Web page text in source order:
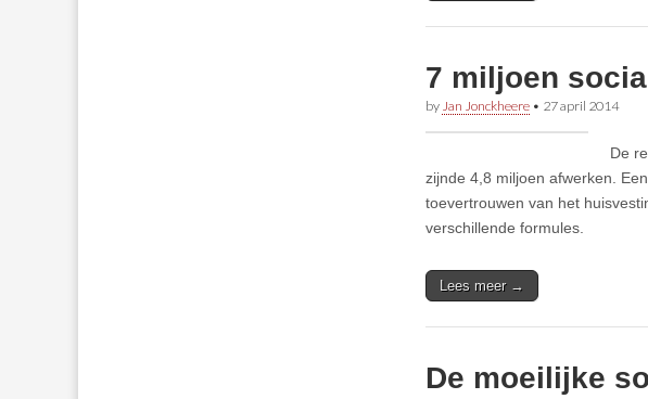
7 miljoen
by Jan Jonckheere • 27 april 2014
De
zijnde 4,8 miljoen afwerken.
toevertrouwen van het
verschillende formules.
Lees meer →
De moeilijke